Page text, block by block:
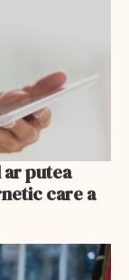
ar putea
care a